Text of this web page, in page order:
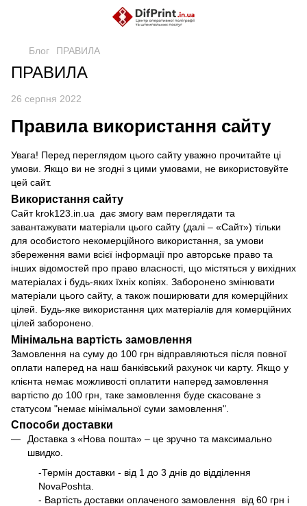
Блог ПРАВИЛА
ПРАВИЛА
26 серпня 2022
Правила використання сайту
Увага! Перед переглядом цього сайту уважно прочитайте ці
умови. Якщо ви не згодні з цими умовами, не використовуйте
цей сайт.
Використання сайту
Сайт krok123.in.ua дає змогу вам переглядати та
завантажувати матеріали цього сайту (далі – «Сайт») тільки
для особистого некомерційного використання, за умови
збереження вами всієї інформації про авторське право та
інших відомостей про право власності, що містяться у вихідних
матеріалах і будь-яких їхніх копіях. Заборонено змінювати
матеріали цього сайту, а також поширювати для комерційних
цілей. Будь-яке використання цих матеріалів для комерційних
цілей заборонено.
Мінімальна вартість замовлення
Замовлення на суму до 100 грн відправляються після повної
оплати наперед на наш банківський рахунок чи карту. Якщо у
клієнта немає можливості оплатити наперед замовлення
вартістю до 100 грн, таке замовлення буде скасоване з
статусом "немає мінімальної суми замовлення".
Способи доставки
Доставка з «Нова пошта» – це зручно та максимально
швидко.
-Термін доставки - від 1 до 3 днів до відділення
NovaPoshta.
- Вартість доставки оплаченого замовлення від 60 грн і